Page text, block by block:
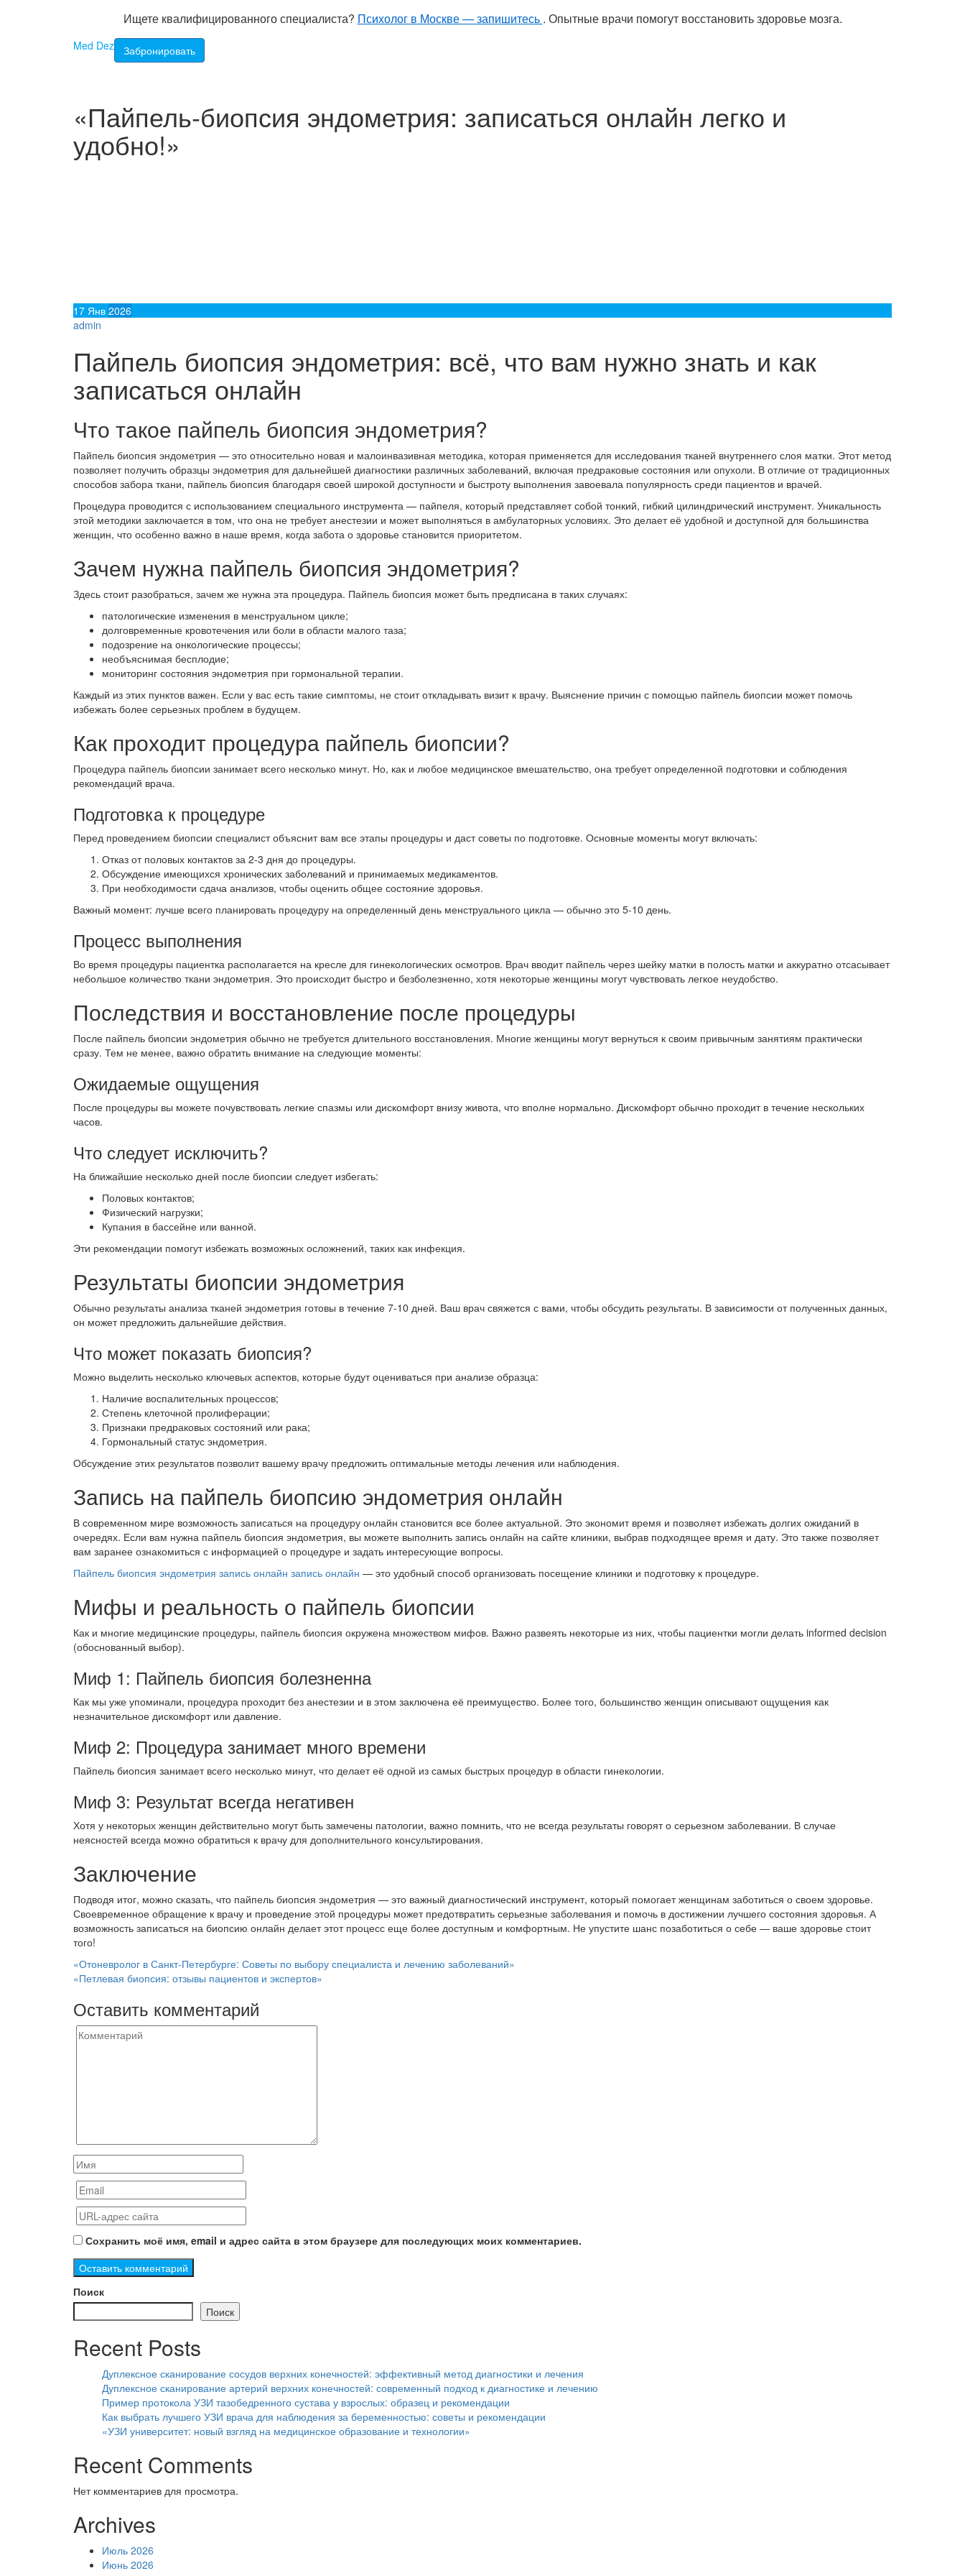
Ищете квалифицированного специалиста? Психолог в Москве — запишитесь . Опытные врачи помогут восстановить здоровье мозга.
Med Dez Забронировать
«Пайпель-биопсия эндометрия: записаться онлайн легко и
удобно!»
17 Янв 2026
admin
Пайпель биопсия эндометрия: всё, что вам нужно знать и как
записаться онлайн
Что такое пайпель биопсия эндометрия?
Пайпель биопсия эндометрия — это относительно новая и малоинвазивная методика, которая применяется для исследования тканей внутреннего слоя матки. Этот метод
позволяет получить образцы эндометрия для дальнейшей диагностики различных заболеваний, включая предраковые состояния или опухоли. В отличие от традиционных
способов забора ткани, пайпель биопсия благодаря своей широкой доступности и быстроту выполнения завоевала популярность среди пациентов и врачей.
Процедура проводится с использованием специального инструмента — пайпеля, который представляет собой тонкий, гибкий цилиндрический инструмент. Уникальность
этой методики заключается в том, что она не требует анестезии и может выполняться в амбулаторных условиях. Это делает её удобной и доступной для большинства
женщин, что особенно важно в наше время, когда забота о здоровье становится приоритетом.
Зачем нужна пайпель биопсия эндометрия?
Здесь стоит разобраться, зачем же нужна эта процедура. Пайпель биопсия может быть предписана в таких случаях:
патологические изменения в менструальном цикле;
долговременные кровотечения или боли в области малого таза;
подозрение на онкологические процессы;
необъяснимая бесплодие;
мониторинг состояния эндометрия при гормональной терапии.
Каждый из этих пунктов важен. Если у вас есть такие симптомы, не стоит откладывать визит к врачу. Выяснение причин с помощью пайпель биопсии может помочь
избежать более серьезных проблем в будущем.
Как проходит процедура пайпель биопсии?
Процедура пайпель биопсии занимает всего несколько минут. Но, как и любое медицинское вмешательство, она требует определенной подготовки и соблюдения
рекомендаций врача.
Подготовка к процедуре
Перед проведением биопсии специалист объяснит вам все этапы процедуры и даст советы по подготовке. Основные моменты могут включать:
Отказ от половых контактов за 2-3 дня до процедуры.
Обсуждение имеющихся хронических заболеваний и принимаемых медикаментов.
При необходимости сдача анализов, чтобы оценить общее состояние здоровья.
Важный момент: лучше всего планировать процедуру на определенный день менструального цикла — обычно это 5-10 день.
Процесс выполнения
Во время процедуры пациентка располагается на кресле для гинекологических осмотров. Врач вводит пайпель через шейку матки в полость матки и аккуратно отсасывает
небольшое количество ткани эндометрия. Это происходит быстро и безболезненно, хотя некоторые женщины могут чувствовать легкое неудобство.
Последствия и восстановление после процедуры
После пайпель биопсии эндометрия обычно не требуется длительного восстановления. Многие женщины могут вернуться к своим привычным занятиям практически
сразу. Тем не менее, важно обратить внимание на следующие моменты:
Ожидаемые ощущения
После процедуры вы можете почувствовать легкие спазмы или дискомфорт внизу живота, что вполне нормально. Дискомфорт обычно проходит в течение нескольких
часов.
Что следует исключить?
На ближайшие несколько дней после биопсии следует избегать:
Половых контактов;
Физический нагрузки;
Купания в бассейне или ванной.
Эти рекомендации помогут избежать возможных осложнений, таких как инфекция.
Результаты биопсии эндометрия
Обычно результаты анализа тканей эндометрия готовы в течение 7-10 дней. Ваш врач свяжется с вами, чтобы обсудить результаты. В зависимости от полученных данных,
он может предложить дальнейшие действия.
Что может показать биопсия?
Можно выделить несколько ключевых аспектов, которые будут оцениваться при анализе образца:
Наличие воспалительных процессов;
Степень клеточной пролиферации;
Признаки предраковых состояний или рака;
Гормональный статус эндометрия.
Обсуждение этих результатов позволит вашему врачу предложить оптимальные методы лечения или наблюдения.
Запись на пайпель биопсию эндометрия онлайн
В современном мире возможность записаться на процедуру онлайн становится все более актуальной. Это экономит время и позволяет избежать долгих ожиданий в
очередях. Если вам нужна пайпель биопсия эндометрия, вы можете выполнить запись онлайн на сайте клиники, выбрав подходящее время и дату. Это также позволяет
вам заранее ознакомиться с информацией о процедуре и задать интересующие вопросы.
Пайпель биопсия эндометрия запись онлайн запись онлайн — это удобный способ организовать посещение клиники и подготовку к процедуре.
Мифы и реальность о пайпель биопсии
Как и многие медицинские процедуры, пайпель биопсия окружена множеством мифов. Важно развеять некоторые из них, чтобы пациентки могли делать informed decision
(обоснованный выбор).
Миф 1: Пайпель биопсия болезненна
Как мы уже упоминали, процедура проходит без анестезии и в этом заключена её преимущество. Более того, большинство женщин описывают ощущения как
незначительное дискомфорт или давление.
Миф 2: Процедура занимает много времени
Пайпель биопсия занимает всего несколько минут, что делает её одной из самых быстрых процедур в области гинекологии.
Миф 3: Результат всегда негативен
Хотя у некоторых женщин действительно могут быть замечены патологии, важно помнить, что не всегда результаты говорят о серьезном заболевании. В случае
неясностей всегда можно обратиться к врачу для дополнительного консультирования.
Заключение
Подводя итог, можно сказать, что пайпель биопсия эндометрия — это важный диагностический инструмент, который помогает женщинам заботиться о своем здоровье.
Своевременное обращение к врачу и проведение этой процедуры может предотвратить серьезные заболевания и помочь в достижении лучшего состояния здоровья. А
возможность записаться на биопсию онлайн делает этот процесс еще более доступным и комфортным. Не упустите шанс позаботиться о себе — ваше здоровье стоит
того!
Навигация
по
записям
«Отоневролог в Санкт-Петербурге: Советы по выбору специалиста и лечению заболеваний»
«Петлевая биопсия: отзывы пациентов и экспертов»
Оставить комментарий
Сохранить моё имя, email и адрес сайта в этом браузере для последующих моих комментариев.
Поиск
Поиск
Recent Posts
Дуплексное сканирование сосудов верхних конечностей: эффективный метод диагностики и лечения
Дуплексное сканирование артерий верхних конечностей: современный подход к диагностике и лечению
Пример протокола УЗИ тазобедренного сустава у взрослых: образец и рекомендации
Как выбрать лучшего УЗИ врача для наблюдения за беременностью: советы и рекомендации
«УЗИ университет: новый взгляд на медицинское образование и технологии»
Recent Comments
Нет комментариев для просмотра.
Archives
Июль 2026
Июнь 2026